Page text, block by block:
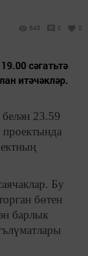
643 0 0
сәгатьтә
итәчәкләр.
23.59
проектында
Бу
бөтен
барлык